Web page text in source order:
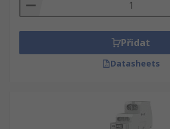
Přidat
Datasheets